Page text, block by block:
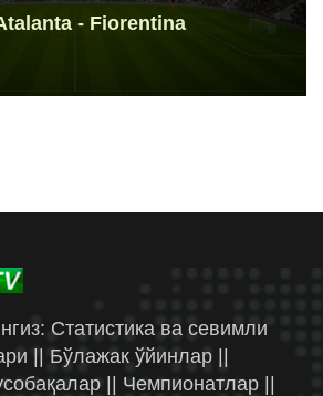
- Fiorentina
Статистика ва севимли
|| Бўлажак ўйинлар ||
|| Чемпионатлар ||